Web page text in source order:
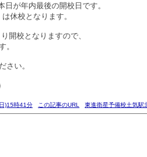
が年内最後の開校日です。
休校となります。
開校となりますので、
。
さい。
)15時41分 この記事のURL 東進衛星予備校土気駅